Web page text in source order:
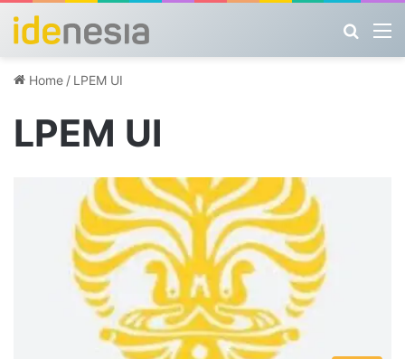
Home / LPEM UI
LPEM UI